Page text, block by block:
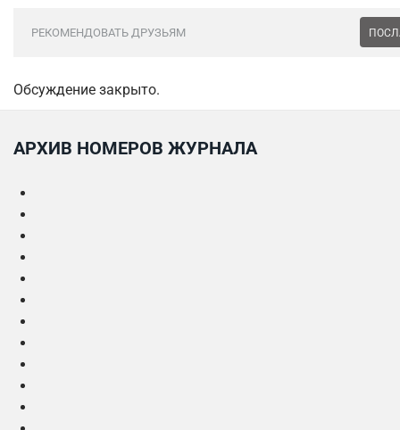
РЕКОМЕНДОВАТЬ ДРУЗЬЯМ
Обсуждение закрыто.
АРХИВ НОМЕРОВ ЖУРНАЛА